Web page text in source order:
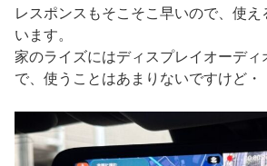
レスポンスもそこそこ早いので、使
います。
家のライズにはディスプレイオーディ
で、使うことはあまりないですけど・